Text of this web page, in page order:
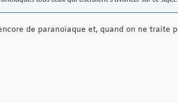
de paranoïaque et, quand on ne traite